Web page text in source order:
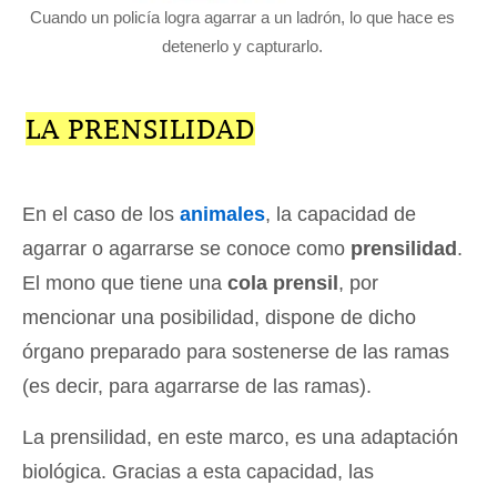
Cuando un policía logra agarrar a un ladrón, lo que hace es
detenerlo y capturarlo.
LA PRENSILIDAD
En el caso de los animales, la capacidad de
agarrar o agarrarse se conoce como prensilidad .
El mono que tiene una cola prensil , por
mencionar una posibilidad, dispone de dicho
órgano preparado para sostenerse de las ramas
(es decir, para agarrarse de las ramas).
La prensilidad, en este marco, es una adaptación
biológica. Gracias a esta capacidad, las